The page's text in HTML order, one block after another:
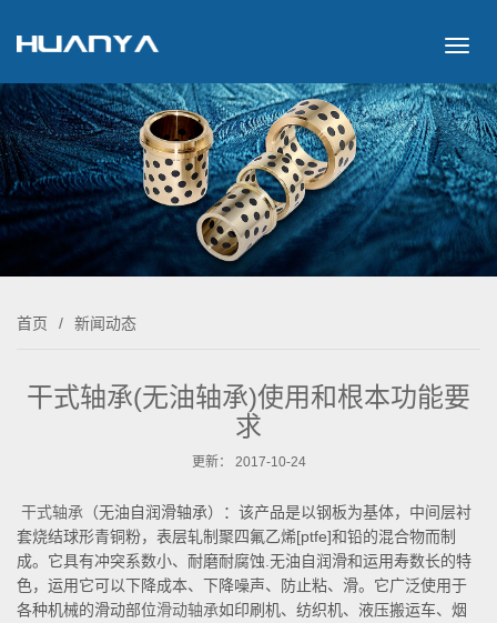
切
导
航
首页 / 新闻动态
干式轴承(无油轴承)使用和根本功能要
求
更新： 2017-10-24
干式轴承 （无油自润滑轴承）：该产品是以钢板为基体，中间层衬
套烧结球形青铜粉，表层轧制聚四氟乙烯[ptfe]和铅的混合物而制
成。它具有冲突系数小、耐磨耐腐蚀.无油自润滑和运用寿数长的特
色，运用它可以下降成本、下降噪声、防止粘、滑。它广泛使用于
各种机械的滑动部位滑动轴承如印刷机、纺织机、液压搬运车、烟